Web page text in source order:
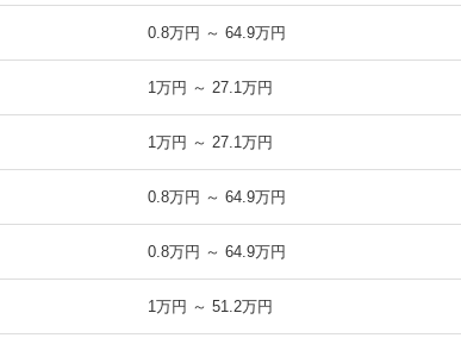
0.8万円 ～ 64.9万円
1万円 ～ 27.1万円
1万円 ～ 27.1万円
0.8万円 ～ 64.9万円
0.8万円 ～ 64.9万円
1万円 ～ 51.2万円